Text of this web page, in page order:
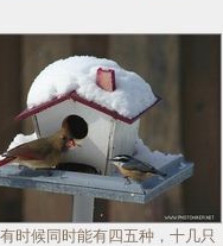
时候同时能有四五种，十几只